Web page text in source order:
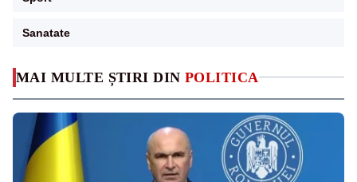
MAI MULTE ȘTIRI DIN POLITICA
Sanatate